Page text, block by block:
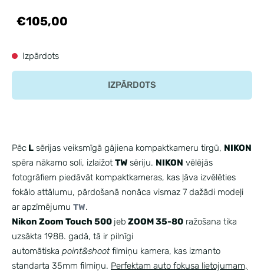
€105,00
Izpārdots
IZPĀRDOTS
Pēc L sērijas veiksmīgā gājiena kompaktkameru tirgū, NIKON
spēra nākamo soli, izlaižot TW sēriju. NIKON vēlējās
fotogrāfiem piedāvāt kompaktkameras, kas ļāva izvēlēties
fokālo attālumu, pārdošanā nonāca vismaz 7 dažādi modeļi
ar apzīmējumu TW.
Nikon Zoom Touch 500 jeb ZOOM 35-80 ražošana tika
uzsākta 1988. gadā, tā ir pilnīgi
automātiska point&shootfilmiņu kamera, kas izmanto
standarta 35mm filmiņu. Perfektam auto fokusa lietojumam,